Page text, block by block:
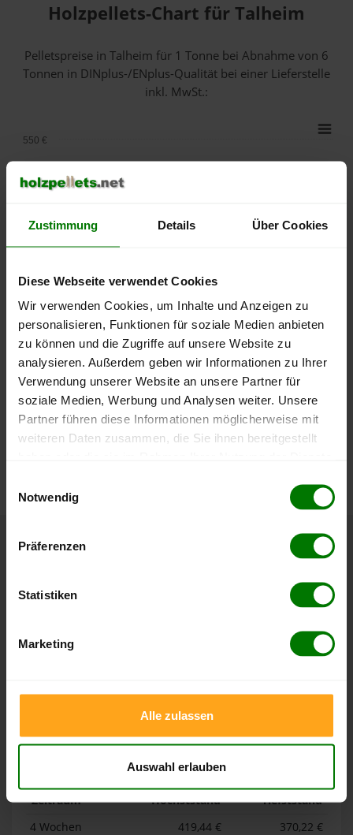
Zustimmung Details Über Cookies
Diese Webseite verwendet Cookies
Wir verwenden Cookies, um Inhalte und Anzeigen zu
personalisieren, Funktionen für soziale Medien anbieten
zu können und die Zugriffe auf unsere Website zu
analysieren. Außerdem geben wir Informationen zu Ihrer
Verwendung unserer Website an unsere Partner für
soziale Medien, Werbung und Analysen weiter. Unsere
Partner führen diese Informationen möglicherweise mit
weiteren Daten zusammen, die Sie ihnen bereitgestellt
Notwendig
Präferenzen
Statistiken
Marketing
Alle zulassen
Auswahl erlauben
Holzpellets-Chart für Talheim
Pelletspreise in Talheim für 1 Tonne bei Abnahmevon 6
Tonnen in DINplus-/ENplus-Qualität bei einer Lieferstelle
inkl. MwSt.:
lose Ware Sackware
September
2025
Januar
2026
Mai
2026
250 €
300 €
350 €
400 €
500 €
550 €
Die aktuelle Preisentwicklung für Holzpellets in Deutschland
Höchst- und Tiefststände der
Pelletspreise für lose Holzpellets und Holzpellets
. Das dazugehörige Datum zeigt,
erreicht wurde.
Lose Holzpellets
Zeitraum Höchststand
Tiefststand
4 Wochen
419,44 € 370,22 €